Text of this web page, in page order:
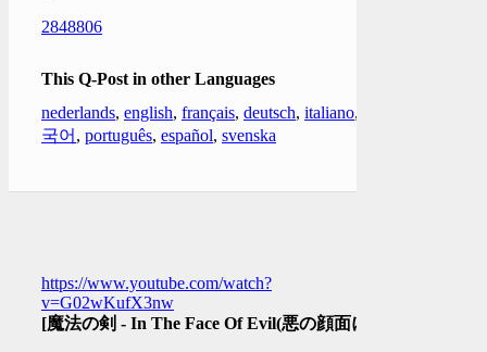
2848806
This Q-Post in other Languages
nederlands, english, français, deutsch, italiano,
국어 , português, español, svenska
https://www.youtube.com/watch?
v=G02wKufX3nw
[魔法の剣 - In The Face Of Evil(悪の顔面に)]